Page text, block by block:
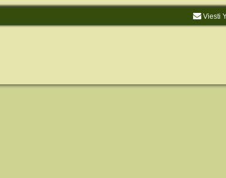
Viesti